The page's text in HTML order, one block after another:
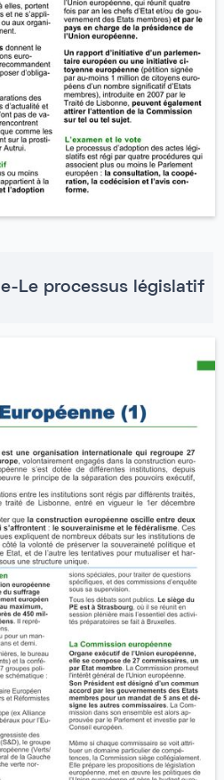
Le processus législatif